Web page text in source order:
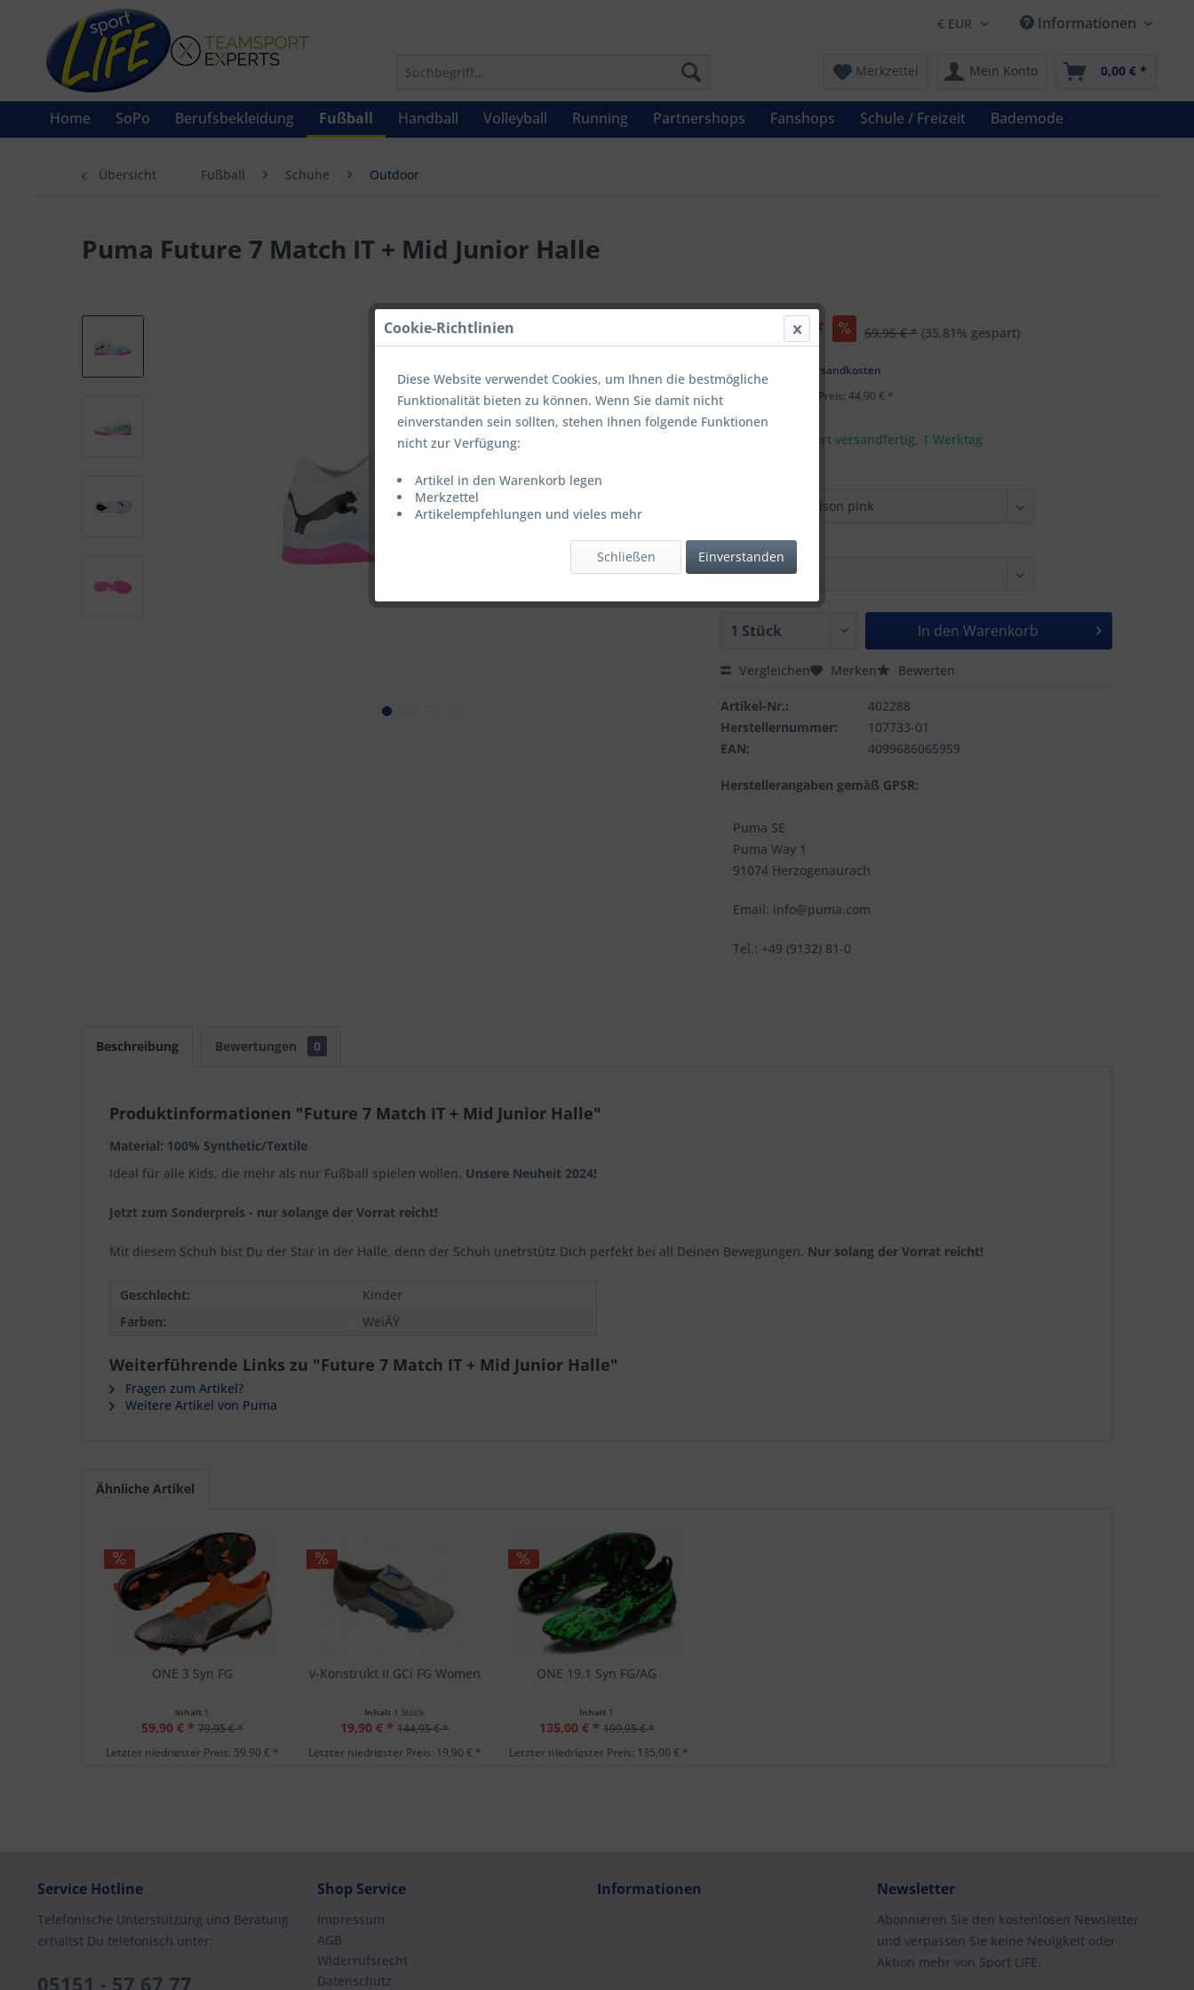
Informationen
Merkzettel Mein Konto 0,00 € *
Home SoPo Berufsbekleidung Fußball Handball Volleyball Running Partnershops Fanshops Schule / Freizeit Bademode
Übersicht Fußball Schuhe Outdoor
Puma Future 7 Match IT + Mid Junior Halle
44,90 € * 69,95 € * (35,81% gespart)
zzgl. Versandkosten
Letzter niedrigster Preis: 44,90 € *
Artikel ist sofort versandfertig, 1 Werktag
GROESSE:
In den Warenkorb
Vergleichen Merken Bewerten
Artikel-Nr.:
402288
Herstellernummer:
107733-01
EAN:
4099686065959
Herstellerangaben gemäß GPSR:
Puma SE
Puma Way 1
91074 Herzogenaurach
Email: info@puma.com
Tel.: +49 (9132) 81-0
Beschreibung Bewertungen 0
Produktinformationen "Future 7 Match IT + Mid Junior Halle"
Material: 100% Synthetic/Textile
Ideal für alle Kids, die mehr als nur Fußball spielen wollen. Unsere Neuheit 2024!
Jetzt zum Sonderpreis - nur solange der Vorrat reicht!
Mit diesem Schuh bist Du der Star in der Halle, denn der Schuh unetrstütz Dich perfekt bei all Deinen Bewegungen. Nur solang der Vorrat reicht!
Geschlecht:
Kinder
Farben:
WeiÃŸ
Weiterführende Links zu "Future 7 Match IT + Mid Junior Halle"
Fragen zum Artikel?
Weitere Artikel von Puma
Ähnliche Artikel
ONE 3 Syn FG
Inhalt 1
59,90 € * 79,95 € *
Letzter niedrigster Preis: 59,90 € *
v-Konstrukt II GCi FG Women
Inhalt 1 Stück
19,90 € * 144,95 € *
Letzter niedrigster Preis: 19,90 € *
ONE 19.1 Syn FG/AG
Inhalt 1
135,00 € * 199,95 € *
Letzter niedrigster Preis: 135,00 € *
Service Hotline
Telefonische Unterstützung und Beratung
erhaltst Du telefonisch unter:
05151 - 57 67 77
Shop Service
Impressum
AGB
Widerrufsrecht
Datenschutz
Informationen Newsletter
Abonnieren Sie den kostenlosen Newsletter
und verpassen Sie keine Neuigkeit oder
Aktion mehr von Sport LIFE.
Cookie-Richtlinien
Diese Website verwendet Cookies, um Ihnen die bestmögliche
Funktionalität bieten zu können. Wenn Sie damit nicht
einverstanden sein sollten, stehen Ihnen folgende Funktionen
nicht zur Verfügung:
Artikel in den Warenkorb legen
Merkzettel
Artikelempfehlungen und vieles mehr
Einverstanden
Schließen